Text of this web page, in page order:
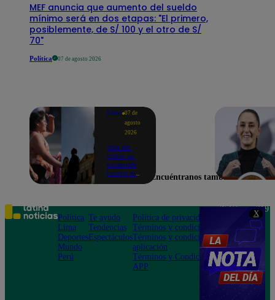
X
MEF anuncia que aumento del sueldo
mínimo será en dos etapas: "El primero,
posiblemente, de S/ 100 y el otro de S/
70"
Política 07 de agosto 2026
Lima 07 de
agosto
2026
Ola de
calor se
extiende
hasta el
Lima y
otras 16
regiones
Encuéntranos también en
Política
Lima
Deportes
Mundo
Perú
Te ayudo
Tendencias
Espectáculos
Política de privacidad
Términos y condiciones
Términos y condiciones
aplicación
Términos y Condiciones
APP
Teléfono: 219
Av. San
Felipe 968
Jesús María